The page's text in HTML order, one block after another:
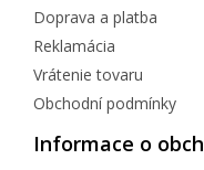
Doprava a platba
Reklamácia
Vrátenie tovaru
Obchodní podmínky
Informace o